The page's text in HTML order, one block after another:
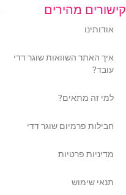
קישורים מהירים
אודותינו
איך האתר השוואות שוגר דדי
עובד?
למי זה מתאים?
חבילות פרמיום שוגר דדי
מדיניות פרטיות
תנאי שימוש